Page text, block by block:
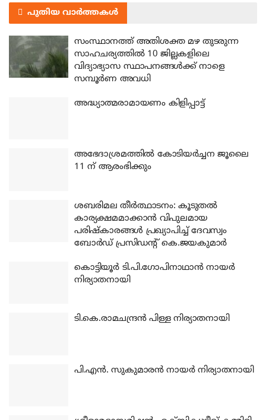
പുതിയ വാർത്തകൾ
സംസ്ഥാനത്ത് അതിശക്ത മഴ തുടരുന്ന
സാഹചര്യത്തിൽ 10 ജില്ലകളിലെ
വിദ്യാഭ്യാസ സ്ഥാപനങ്ങൾക്ക് നാളെ
സമ്പൂർണ അവധി
അദ്ധ്യാത്മരാമായണം കിളിപ്പാട്ട്
അഭേദാശ്രമത്തില്‍ കോടിയര്‍ച്ചന ജൂലൈ
11 ന് ആരംഭിക്കും
ശബരിമല തീര്‍ത്ഥാടനം: കൂടുതല്‍
കാര്യക്ഷമമാക്കാന്‍ വിപുലമായ
പരിഷ്‌കാരങ്ങള്‍ പ്രഖ്യാപിച്ച് ദേവസ്വം
ബോര്‍ഡ് പ്രസിഡന്റ് കെ.ജയകുമാര്‍
കൊട്ടിയൂര്‍ ടി.പി.ഗോപിനാഥാന്‍ നായര്‍
നിര്യാതനായി
ടി.കെ.രാമചന്ദ്രന്‍ പിള്ള നിര്യാതനായി
പി.എന്‍. സുകുമാരന്‍ നായര്‍ നിര്യാതനായി